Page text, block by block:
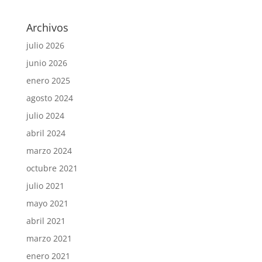
Archivos
julio 2026
junio 2026
enero 2025
agosto 2024
julio 2024
abril 2024
marzo 2024
octubre 2021
julio 2021
mayo 2021
abril 2021
marzo 2021
enero 2021